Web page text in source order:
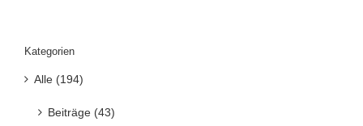
Kategorien
Alle (194)
Beiträge (43)